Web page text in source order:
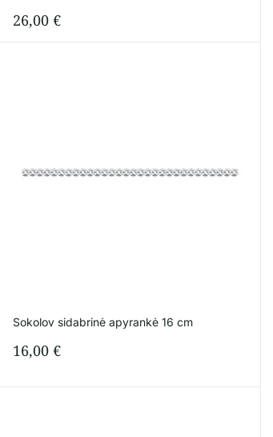
26,00€
Sokolov sidabrinė apyrankė 16 cm
16,00€